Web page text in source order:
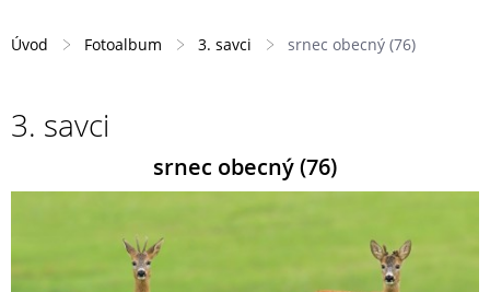
Úvod Fotoalbum 3. savci srnec obecný (76)
3. savci
srnec obecný (76)